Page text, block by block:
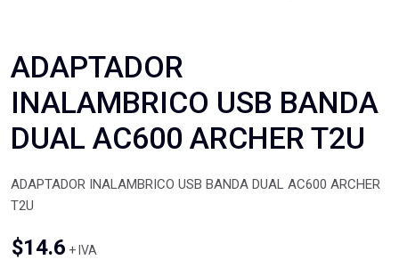
ADAPTADOR
INALAMBRICO USB BANDA
DUAL AC600 ARCHER T2U
ADAPTADOR INALAMBRICO USB BANDA DUAL AC600 ARCHER
T2U
$14.6 + IVA